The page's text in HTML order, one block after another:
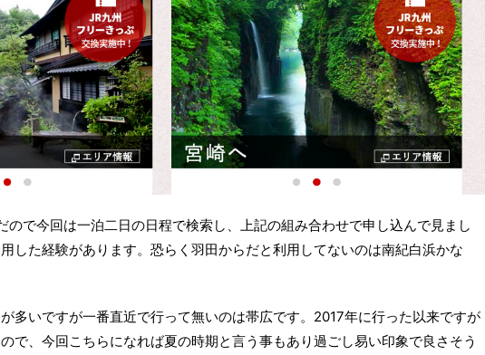
ので今回は一泊二日の日程で検索し、上記の組み合わせで申し込んで見まし
した経験があります。恐らく羽田からだと利用してないのは南紀白浜かな
多いですが一番直近で行って無いのは帯広です。2017年に行った以来ですが
で、今回こちらになれば夏の時期と言う事もあり過ごし易い印象で良さそう